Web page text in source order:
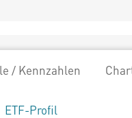
/ Kennzahlen
ETF-Profil